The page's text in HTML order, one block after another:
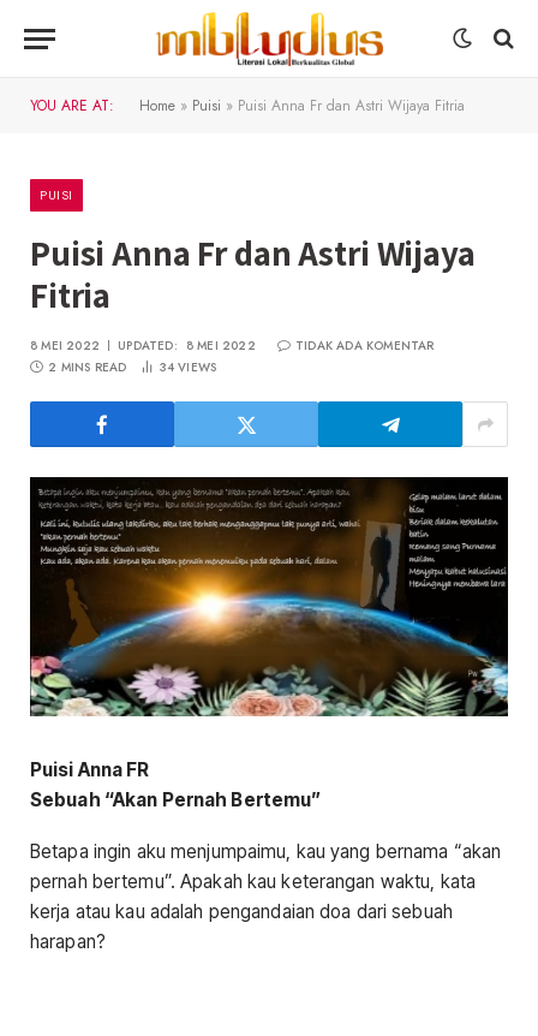
YOU ARE AT: Home » Puisi » Puisi Anna Fr dan Astri Wijaya Fitria
PUISI
Puisi Anna Fr dan Astri Wijaya
Fitria
8 MEI 2022 UPDATED: 8 MEI 2022
TIDAK ADA KOMENTAR
2 MINS READ
34VIEWS
Puisi Anna FR
Sebuah “Akan Pernah Bertemu”
Betapa ingin aku menjumpaimu, kau yang bernama “akan
pernah bertemu”. Apakah kau keterangan waktu, kata
kerja atau kau adalah pengandaian doa dari sebuah
harapan?